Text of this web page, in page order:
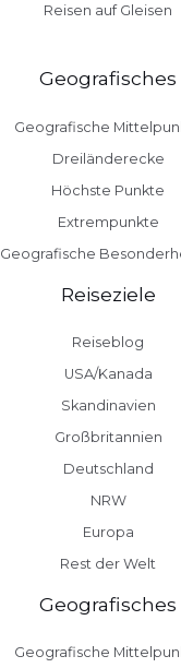
Reisen auf Gleisen
Geografisches
Geografische
Dreiländerecke
Höchste Punkte
Extrempunkte
Geografische
Reiseziele
Reiseblog
USA/Kanada
Skandinavien
Großbritannien
Deutschland
NRW
Europa
Rest der Welt
Geografisches
Geografische